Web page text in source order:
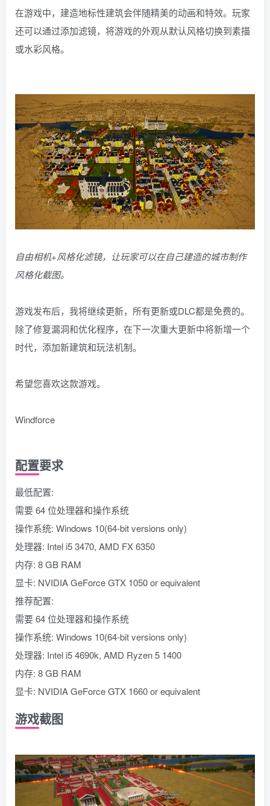
在游戏中，建造地标性建筑会伴随精美的动画和特效。玩家
还可以通过添加滤镜，将游戏的外观从默认风格切换到素描
或水彩风格。
自由相机+风格化滤镜，让玩家可以在自己建造的城市制作
风格化截图。
游戏发布后，我将继续更新，所有更新或DLC都是免费的。
除了修复漏洞和优化程序，在下一次重大更新中将新增一个
时代，添加新建筑和玩法机制。
希望您喜欢这款游戏。
Windforce
配置要求
最低配置:
需要 64 位处理器和操作系统
操作系统: Windows 10(64-bit versions only)
处理器: Intel i5 3470, AMD FX 6350
内存: 8 GB RAM
显卡: NVIDIA GeForce GTX 1050 or equivalent
推荐配置:
需要 64 位处理器和操作系统
操作系统: Windows 10(64-bit versions only)
处理器: Intel i5 4690k, AMD Ryzen 5 1400
内存: 8 GB RAM
显卡: NVIDIA GeForce GTX 1660 or equivalent
游戏截图